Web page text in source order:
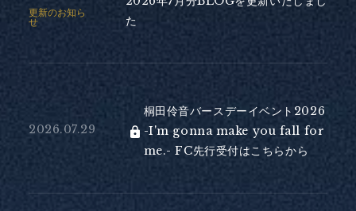
更新のお知ら
せ
た
2026.07.29
桐田伶音バースデーイベント2026
-I'm gonna make you fall for
me.- FC先行受付はこちらから